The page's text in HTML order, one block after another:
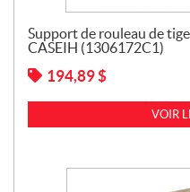
Support de rouleau de
CASEIH (1306172C1)
194,89$
VOIR